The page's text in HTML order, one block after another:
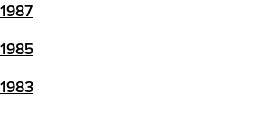
1987
1985
1983